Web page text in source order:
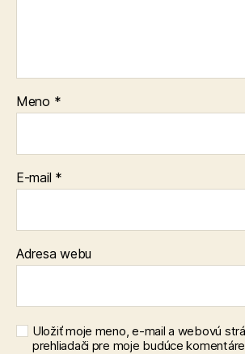
Meno *
E-mail *
Adresa webu
Uložiť moje meno, e-mail a webovú
prehliadači pre moje budúce